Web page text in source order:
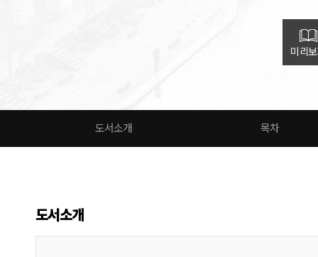
미리
도서소개 목차
도서소개